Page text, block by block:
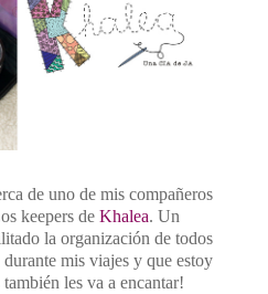
de uno de mis compañeros
keepers de Khalea. Un
la organización de todos
mis viajes y que estoy
también les va a encantar!